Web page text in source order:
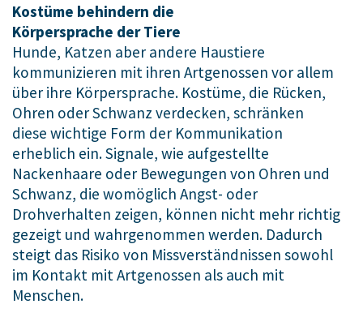
Kostüme behindern die
Körpersprache der Tiere
Hunde, Katzen aber andere Haustiere
kommunizieren mit ihren Artgenossen vor allem
über ihre Körpersprache. Kostüme, die Rücken,
Ohren oder Schwanz verdecken, schränken
diese wichtige Form der Kommunikation
erheblich ein. Signale, wie aufgestellte
Nackenhaare oder Bewegungen von Ohren und
Schwanz, die womöglich Angst- oder
Drohverhalten zeigen, können nicht mehr richtig
gezeigt und wahrgenommen werden. Dadurch
steigt das Risiko von Missverständnissen sowohl
im Kontakt mit Artgenossen als auch mit
Menschen.